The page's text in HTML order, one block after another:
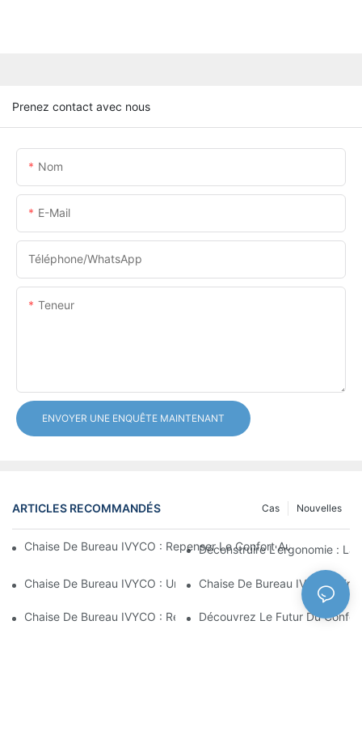
Prenez contact avec nous
Nom
E-Mail
Téléphone/WhatsApp
Teneur
ENVOYER UNE ENQUÊTE MAINTENANT
ARTICLES RECOMMANDÉS Nouvelles
Cas
Chaise De Bureau IVYCO : Repenser Le Confort Au Bureau
Déconstruire L'ergonomie : La
Chaise De Bureau IVYCO : Un Confort Optimal Grâce À Une
Chaise De Bureau IVYCO :
Chaise De Bureau IVYCO : Redéfinir Le Confort Au Travail
Découvrez Le Futur Du